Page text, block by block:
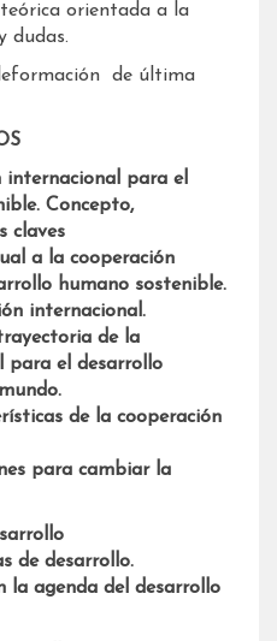
orientada a la
dudas.
de última
internacional para el
Concepto,
claves
a la cooperación
humano sostenible.
internacional.
de la
para el desarrollo
de la cooperación
para cambiar la
de desarrollo.
la agenda del desarrollo